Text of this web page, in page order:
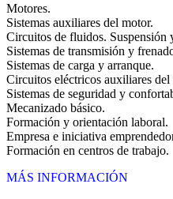
Motores.
Sistemas auxiliares del motor.
Circuitos de fluidos. Suspensión
Sistemas de transmisión y
Sistemas de carga y arranque.
Circuitos eléctricos auxiliares
Sistemas de seguridad y
Mecanizado básico.
Formación y orientación laboral.
Empresa e iniciativa
Formación en centros de trabajo.
MÁS INFORMACIÓN